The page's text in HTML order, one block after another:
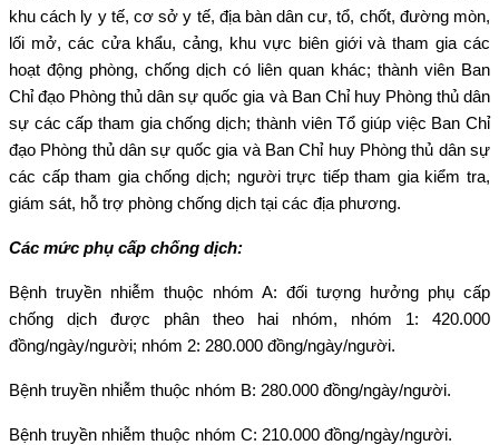
khu cách ly y tế, cơ sở y tế, địa bàn dân cư, tổ, chốt, đường mòn,
lối mở, các cửa khẩu, cảng, khu vực biên giới và tham gia các
hoạt động phòng, chống dịch có liên quan khác; thành viên Ban
Chỉ đạo Phòng thủ dân sự quốc gia và Ban Chỉ huy Phòng thủ dân
sự các cấp tham gia chống dịch; thành viên Tổ giúp việc Ban Chỉ
đạo Phòng thủ dân sự quốc gia và Ban Chỉ huy Phòng thủ dân sự
các cấp tham gia chống dịch; người trực tiếp tham gia kiểm tra,
giám sát, hỗ trợ phòng chống dịch tại các địa phương.
Các mức phụ cấp chống dịch:
Bệnh truyền nhiễm thuộc nhóm A: đối tượng hưởng phụ cấp
chống dịch được phân theo hai nhóm, nhóm 1: 420.000
đồng/ngày/người; nhóm 2: 280.000 đồng/ngày/người.
Bệnh truyền nhiễm thuộc nhóm B: 280.000 đồng/ngày/người.
Bệnh truyền nhiễm thuộc nhóm C: 210.000 đồng/ngày/người.